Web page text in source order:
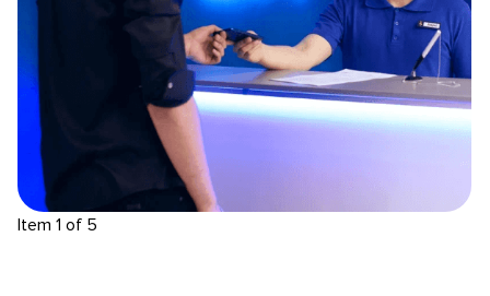
Item 1 of 5